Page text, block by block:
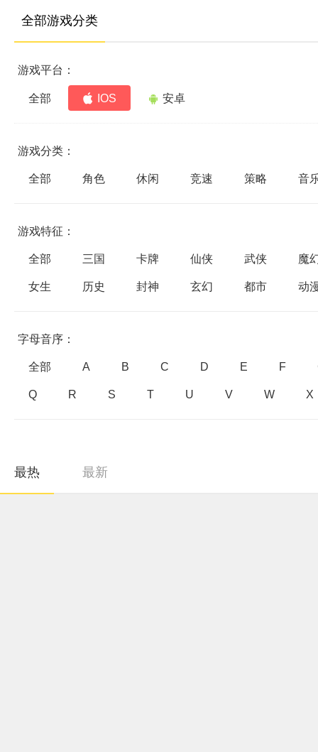
全部游戏分类
游戏平台：
全部 IOS 安卓
游戏分类：
全部 角色 休闲 竞速 策略 音
游戏特征：
全部 三国 卡牌 仙侠 武侠 魔
女生 历史 封神 玄幻 都市 动
字母音序：
全部 A B C D E F
Q R S T U V W X
最热 最新